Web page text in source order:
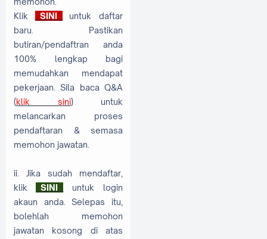
Klik
SINIS
untuk daftar
baru. Pastikan
butiran/pendaftran anda
100% lengkap bagi
memudahkan mendapat
pekerjaan. Sila baca Q&A
(klik sini) untuk
melancarkan proses
pendaftaran & semasa
memohon jawatan.
ii. Jika sudah mendaftar,
klik
sSINI
untuk login
akaun anda. Selepas itu,
bolehlah memohon
jawatan kosong di atas